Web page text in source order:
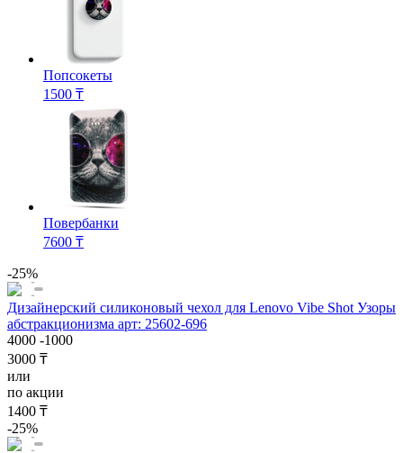
Попсокеты
1500 ₸
Повербанки
7600 ₸
-25%
Дизайнерский силиконовый чехол для Lenovo Vibe Shot Узоры
абстракционизма арт: 25602-696
4000 -1000
3000 ₸
или
по акции
1400 ₸
-25%